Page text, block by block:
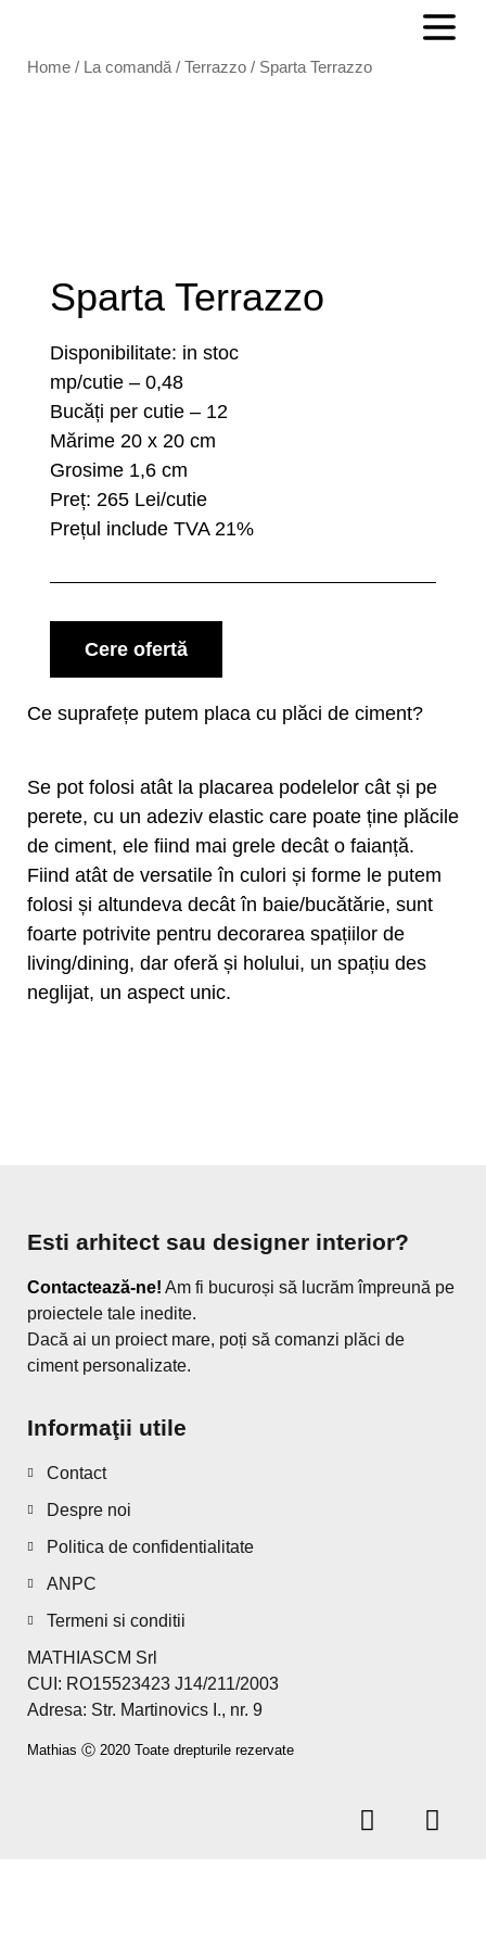
Home / La comandă / Terrazzo / Sparta Terrazzo
Sparta Terrazzo
Disponibilitate: in stoc
mp/cutie – 0,48
Bucăți per cutie – 12
Mărime 20 x 20 cm
Grosime 1,6 cm
Preț: 265 Lei/cutie
Prețul include TVA 21%
Cere ofertă
Ce suprafețe putem placa cu plăci de ciment?
Se pot folosi atât la placarea podelelor cât și pe
perete, cu un adeziv elastic care poate ține plăcile
de ciment, ele fiind mai grele decât o faianță.
Fiind atât de versatile în culori și forme le putem
folosi și altundeva decât în baie/bucătărie, sunt
foarte potrivite pentru decorarea spațiilor de
living/dining, dar oferă și holului, un spațiu des
neglijat, un aspect unic.
Esti arhitect sau designer interior?
Contactează-ne! Am fi bucuroși să lucrăm împreună pe
proiectele tale inedite.
Dacă ai un proiect mare, poți să comanzi plăci de
ciment personalizate.
Informaţii utile
Contact
Despre noi
Politica de confidentialitate
ANPC
Termeni si conditii
MATHIASCM Srl
CUI: RO15523423 J14/211/2003
Adresa: Str. Martinovics I., nr. 9
Mathias Ⓒ 2020 Toate drepturile rezervate